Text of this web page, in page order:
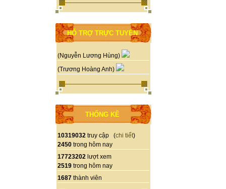
HỖ TRỢ TRỰC TUYẾN
(Nguyễn Lương Hùng)
(Trương Hoàng Anh)
THỐNG KÊ
10319032 truy cập (chi tiết)
2450 trong hôm nay
17723202 lượt xem
2519 trong hôm nay
1687 thành viên